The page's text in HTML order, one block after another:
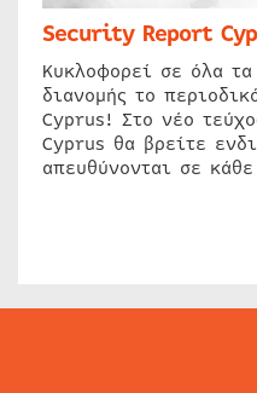
Security Report
Κυκλοφορεί σε όλα
διανομής το
Cyprus! Στο νέο
Cyprus θα βρείτε
απευθύνονται σε